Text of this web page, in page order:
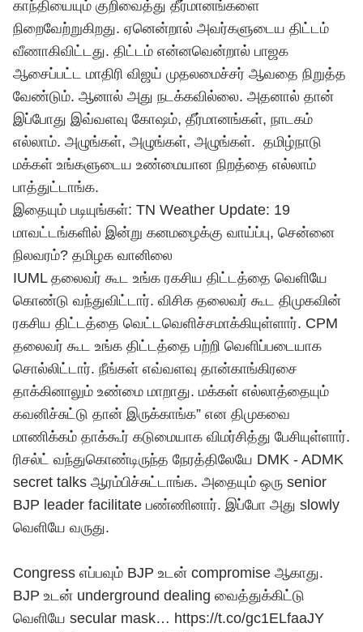
காந்தியையும் குறிவைத்து தீர்மானங்களை
நிறைவேற்றுகிறது. ஏனென்றால் அவர்களுடைய திட்டம்
வீணாகிவிட்டது. திட்டம் என்னவென்றால் பாஜக
ஆசைப்பட்ட மாதிரி விஜய் முதலமைச்சர் ஆவதை நிறுத்த
வேண்டும். ஆனால் அது நடக்கவில்லை. அதனால் தான்
இப்போது இவ்வளவு கோஷம், தீர்மானங்கள், நாடகம்
எல்லாம். அழுங்கள், அழுங்கள், அழுங்கள். தமிழ்நாடு
மக்கள் உங்களுடைய உண்மையான நிறத்தை எல்லாம்
பாத்துட்டாங்க.
இதையும் படியுங்கள்: TN Weather Update: 19
மாவட்டங்களில் இன்று கனமழைக்கு வாய்ப்பு, சென்னை
நிலவரம்? தமிழக வானிலை
IUML தலைவர் கூட உங்க ரகசிய திட்டத்தை வெளியே
கொண்டு வந்துவிட்டார். விசிக தலைவர் கூட திமுகவின்
ரகசிய திட்டத்தை வெட்டவெளிச்சமாக்கியுள்ளார். CPM
தலைவர் கூட உங்க திட்டத்தை பற்றி வெளிப்படையாக
சொல்லிட்டார். நீங்கள் எவ்வளவு தான்காங்கிரசை
தாக்கினாலும் உண்மை மாறாது. மக்கள் எல்லாத்தையும்
கவனிச்சுட்டு தான் இருக்காங்க” என திமுகவை
மாணிக்கம் தாக்கூர் கடுமையாக விமர்சித்து பேசியுள்ளார்.
ரிசல்ட் வந்துகொண்டிருந்த நேரத்திலேயே DMK - ADMK
secret talks ஆரம்பிச்சுட்டாங்க. அதையும் ஒரு senior
BJP leader facilitate பண்ணினார். இப்போ அது slowly
வெளியே வருது.
Congress எப்பவும் BJP உடன் compromise ஆகாது.
BJP உடன் underground dealing வைத்துக்கிட்டு
வெளியே secular mask… https://t.co/gc1ELfaaJY